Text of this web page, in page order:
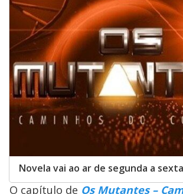
Novela vai ao ar de segunda a
O capítulo de Os Mutantes –